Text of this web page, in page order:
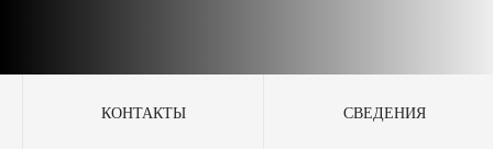
КОНТАКТЫ СВЕДЕНИЯ